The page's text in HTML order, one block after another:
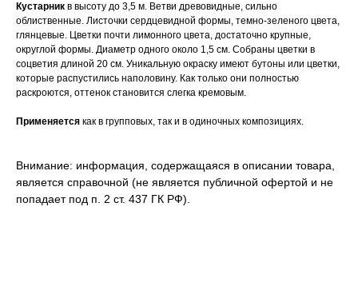
Кустарник в высоту до 3,5 м. Ветви древовидные, сильно
облиственные. Листочки сердцевидной формы, темно-зеленого цвета,
глянцевые. Цветки почти лимонного цвета, достаточно крупные,
округлой формы. Диаметр одного около 1,5 см. Собраны цветки в
соцветия длиной 20 см. Уникальную окраску имеют бутоны или цветки,
которые распустились наполовину. Как только они полностью
раскроются, оттенок становится слегка кремовым.
Применяется как в групповых, так и в одиночных композициях.
Внимание: информация, содержащаяся в описании товара,
является справочной (не является публичной офертой и не
попадает под п. 2 ст. 437 ГК РФ).